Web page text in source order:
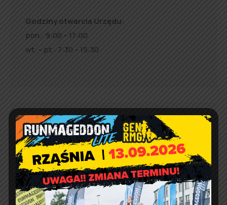
Godziny otwarcia Urzędu:
pon.: 9:00 – 17:00
wt. – pt.: 7:30 – 15:30
Jakość powietrza